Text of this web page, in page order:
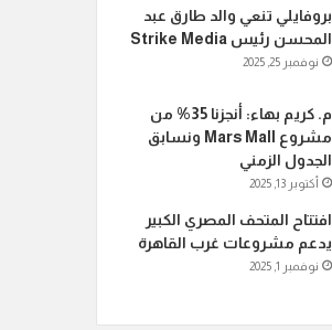
بروفايلي تنعي والد طارق عبد
المحسن رئيس Strike Media
نوفمبر 25, 2025
م. كريم بهاء: أنجزنا 35% من
مشروع Mars Mall ونسابق
الجدول الزمني
أكتوبر 13, 2025
افتتاح المتحف المصري الكبير
يدعم مشروعات غرب القاهرة
نوفمبر 1, 2025